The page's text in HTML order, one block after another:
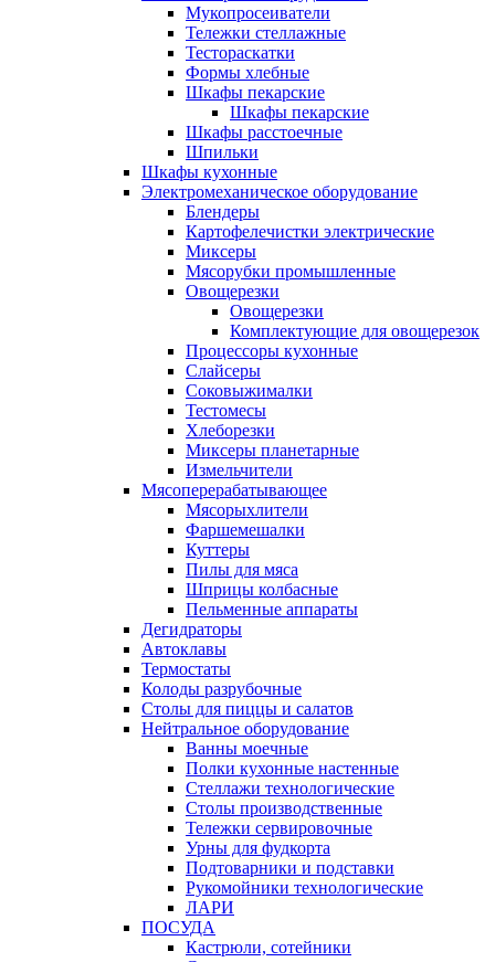
Мукопросеиватели
Тележки стеллажные
Тестораскатки
Формы хлебные
Шкафы пекарские
Шкафы пекарские
Шкафы расстоечные
Шпильки
Шкафы кухонные
Электромеханическое оборудование
Блендеры
Картофелечистки электрические
Миксеры
Мясорубки промышленные
Овощерезки
Овощерезки
Комплектующие для овощерезок
Процессоры кухонные
Слайсеры
Соковыжималки
Тестомесы
Хлеборезки
Миксеры планетарные
Измельчители
Мясоперерабатывающее
Мясорыхлители
Фаршемешалки
Куттеры
Пилы для мяса
Шприцы колбасные
Пельменные аппараты
Дегидраторы
Автоклавы
Термостаты
Колоды разрубочные
Столы для пиццы и салатов
Нейтральное оборудование
Ванны моечные
Полки кухонные настенные
Стеллажи технологические
Столы производственные
Тележки сервировочные
Урны для фудкорта
Подтоварники и подставки
Рукомойники технологические
ЛАРИ
ПОСУДА
Кастрюли, сотейники